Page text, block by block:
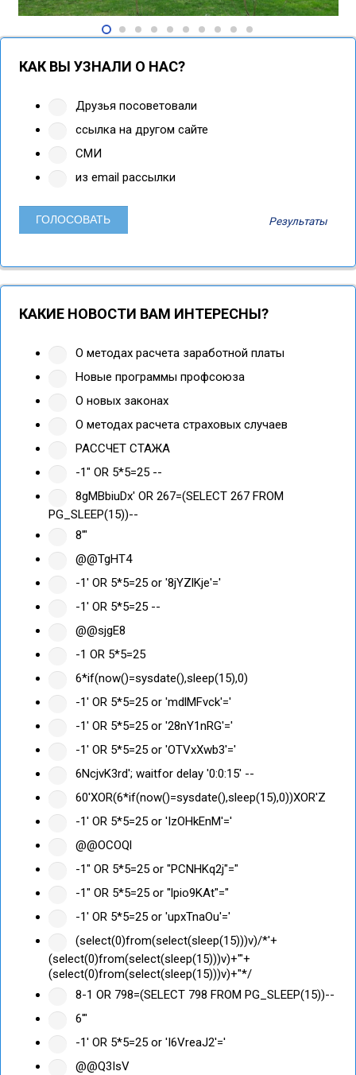
КАК ВЫ УЗНАЛИ О НАС?
Друзья посоветовали
ссылка на другом сайте
СМИ
из email рассылки
Результаты
КАКИЕ НОВОСТИ ВАМ ИНТЕРЕСНЫ?
О методах расчета заработной платы
Новые программы профсоюза
О новых законах
О методах расчета страховых случаев
РАССЧЕТ СТАЖА
-1" OR 5*5=25 --
8gMBbiuDx' OR 267=(SELECT 267 FROM
PG_SLEEP(15))--
8'"
@@TgHT4
-1' OR 5*5=25 or '8jYZlKje'='
-1' OR 5*5=25 --
@@sjgE8
-1 OR 5*5=25
6*if(now()=sysdate(),sleep(15),0)
-1' OR 5*5=25 or 'mdlMFvck'='
-1' OR 5*5=25 or '28nY1nRG'='
-1' OR 5*5=25 or 'OTVxXwb3'='
6NcjvK3rd'; waitfor delay '0:0:15' --
60'XOR(6*if(now()=sysdate(),sleep(15),0))XOR'Z
-1' OR 5*5=25 or 'IzOHkEnM'='
@@OCOQl
-1" OR 5*5=25 or "PCNHKq2j"="
-1" OR 5*5=25 or "lpio9KAt"="
-1' OR 5*5=25 or 'upxTnaOu'='
(select(0)from(select(sleep(15)))v)/*'+
(select(0)from(select(sleep(15)))v)+'"+
(select(0)from(select(sleep(15)))v)+"*/
8-1 OR 798=(SELECT 798 FROM PG_SLEEP(15))--
6'"
-1' OR 5*5=25 or 'I6VreaJ2'='
@@Q3IsV